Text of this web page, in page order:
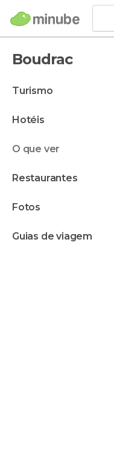
Boudrac
turismo
hotéis
o que ver
restaurantes
fotos
guias de viagem